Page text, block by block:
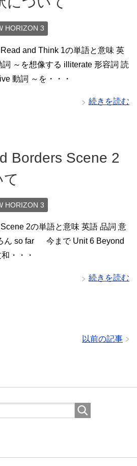
HORIZON 3
and Think 1の単語と意味 英
～を想像する illiterate 形容詞 読
動詞 ～を・・・
続きを読む
Borders Scene 2
HORIZON 3
2の単語と意味 英語 品詞 意
ん so far 今まで Unit 6 Beyond
・・・
続きを読む
以前の記事